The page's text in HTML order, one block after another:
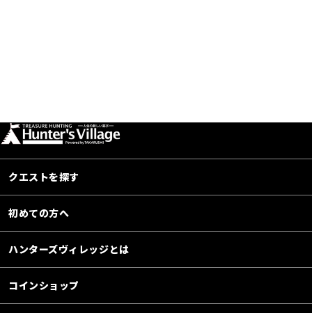
クエストを探す
初めての方へ
ハンターズヴィレッジとは
コインショップ